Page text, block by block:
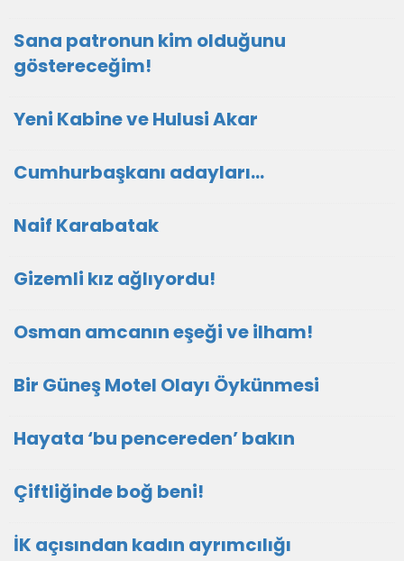
Sana patronun kim olduğunu
göstereceğim!
Yeni Kabine ve Hulusi Akar
Cumhurbaşkanı adayları…
Naif Karabatak
Gizemli kız ağlıyordu!
Osman amcanın eşeği ve ilham!
Bir Güneş Motel Olayı Öykünmesi
Hayata ‘bu pencereden’ bakın
Çiftliğinde boğ beni!
İK açısından kadın ayrımcılığı